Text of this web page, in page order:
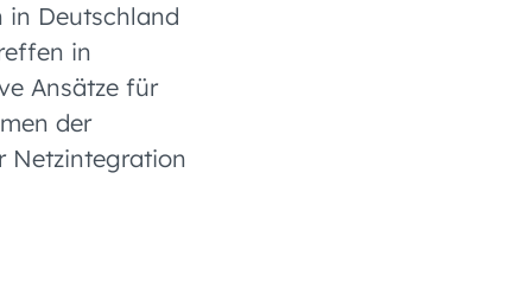
in Deutschland
in
Ansätze für
der
Netzintegration